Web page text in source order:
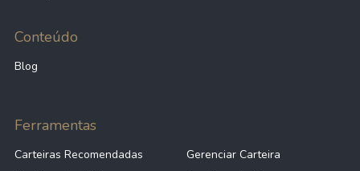
Conteúdo
Blog
Ferramentas
Carteiras Recomendadas
Gerenciar Carteira